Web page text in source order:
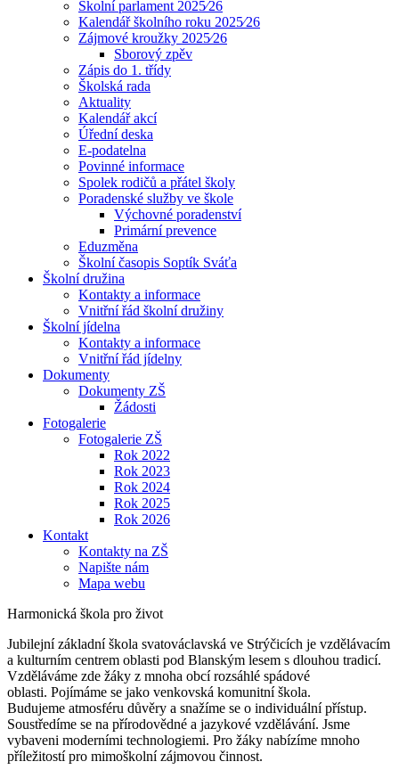
Školní parlament 2025⁄26
Kalendář školního roku 2025⁄26
Zájmové kroužky 2025⁄26
Sborový zpěv
Zápis do 1. třídy
Školská rada
Aktuality
Kalendář akcí
Úřední deska
E-podatelna
Povinné informace
Spolek rodičů a přátel školy
Poradenské služby ve škole
Výchovné poradenství
Primární prevence
Eduzměna
Školní časopis Soptík Sváťa
Školní družina
Kontakty a informace
Vnitřní řád školní družiny
Školní jídelna
Kontakty a informace
Vnitřní řád jídelny
Dokumenty
Dokumenty ZŠ
Žádosti
Fotogalerie
Fotogalerie ZŠ
Rok 2022
Rok 2023
Rok 2024
Rok 2025
Rok 2026
Kontakt
Kontakty na ZŠ
Napište nám
Mapa webu
Harmonická škola pro život
Jubilejní základní škola svatováclavská ve Strýčicích je vzdělávacím
a kulturním centrem oblasti pod Blanským lesem s dlouhou tradicí.
Vzděláváme zde žáky z mnoha obcí rozsáhlé spádové
oblasti. Pojímáme se jako venkovská komunitní škola.
Budujeme atmosféru důvěry a snažíme se o individuální přístup.
Soustředíme se na přírodovědné a jazykové vzdělávání. Jsme
vybaveni moderními technologiemi. Pro žáky nabízíme mnoho
příležitostí pro mimoškolní zájmovou činnost.